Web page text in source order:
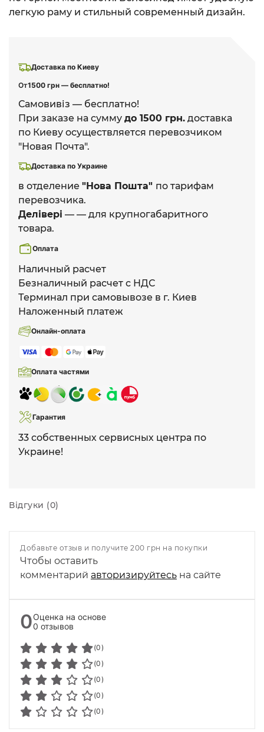
Доставка по Киеву
От1500 грн — бесплатно!
Самовивіз — бесплатно!
При заказе на сумму до 1500 грн. доставка
по Киеву осуществляется перевозчиком
"Новая Почта".
Доставка по Украине
в отделение "Нова Пошта" по тарифам
перевозчика.
Делівері — — для крупногабаритного
товара.
Оплата
Наличный расчет
Безналичный расчет с НДС
Терминал при самовывозе в г. Киев
Наложенный платеж
Онлайн-оплата
Оплата частями
Гарантия
33 собственных сервисных центра по
Украине!
легкую раму и стильный современный дизайн.
Відгуки (0)
Добавьте отзыв и получите 200 грн на покупки
Чтобы оставить
комментарий авторизируйтесь на сайте
0Оценка на основе
0 отзывов
(0)
(0)
(0)
(0)
(0)